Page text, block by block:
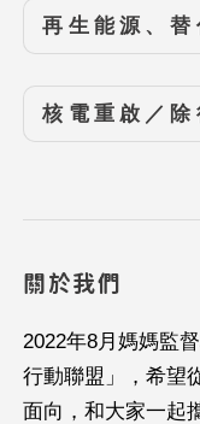
再生能源、替
核電重啟／除
關於我們
2022年8月媽媽監
行動聯盟」，希望
面向，和大家一起